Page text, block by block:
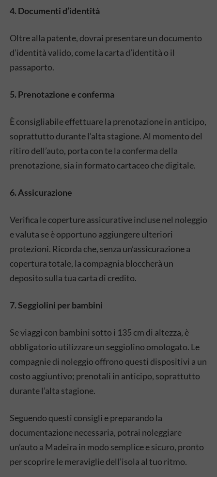
4. Documenti d’identità
Oltre alla patente, dovrai presentare un documento
d’identità valido, come la carta d’identità o il
passaporto.
5. Prenotazione e conferma
È consigliabile effettuare la prenotazione in anticipo,
soprattutto durante l’alta stagione. Al momento del
ritiro dell’auto, porta con te la conferma della
prenotazione, sia in formato cartaceo che digitale.
6. Assicurazione
Verifica le coperture assicurative incluse nel noleggio
e valuta se è opportuno aggiungere ulteriori
protezioni. Ricorda che, senza un’assicurazione a
copertura totale, la compagnia bloccherà un
deposito sulla tua carta di credito.
7. Seggiolini per bambini
Se viaggi con bambini sotto i 135 cm di altezza, è
obbligatorio utilizzare un seggiolino omologato. Le
compagnie di noleggio offrono questi dispositivi a un
costo aggiuntivo; prenotali in anticipo, soprattutto
durante l’alta stagione.
Seguendo questi consigli e preparando la
documentazione necessaria, potrai noleggiare
un’auto a Madeira in modo semplice e sicuro, pronto
per scoprire le meraviglie dell’isola al tuo ritmo.